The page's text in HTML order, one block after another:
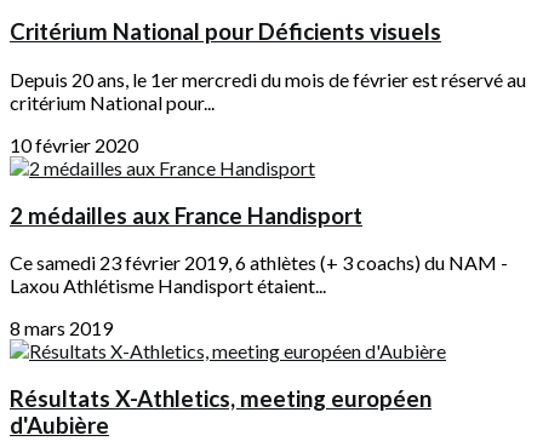
Critérium National pour Déficients visuels
Depuis 20 ans, le 1er mercredi du mois de février est réservé au
critérium National pour...
10 février 2020
2 médailles aux France Handisport
Ce samedi 23 février 2019, 6 athlètes (+ 3 coachs) du NAM -
Laxou Athlétisme Handisport étaient...
8 mars 2019
Résultats X-Athletics, meeting européen
d'Aubière